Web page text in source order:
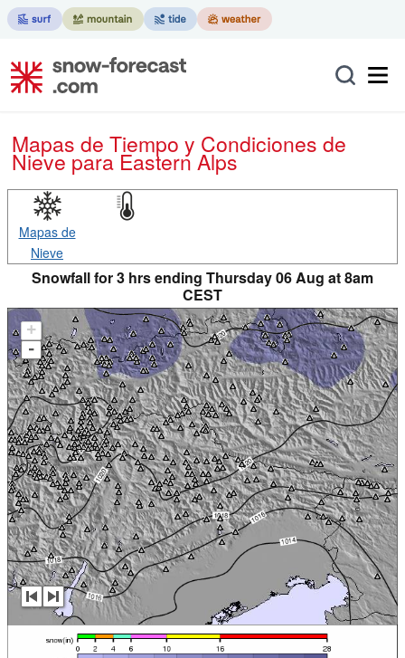
Mapas de Tiempo y Condiciones de
Nievepara Eastern Alps
Mapas de
Nieve
Snowfall for 3 hrs ending Thursday 06 Aug at 8am
CEST
+
-